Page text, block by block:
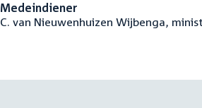
Medeindiener
C. van Nieuwenhuizen Wijbenga,